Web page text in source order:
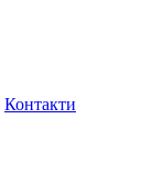
Контакти